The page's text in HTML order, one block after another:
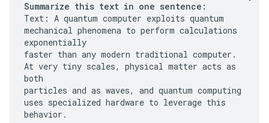
Summarize this text in one sentence:
Text: A quantum computer exploits quantum
mechanical phenomena to perform calculations
exponentially
faster than any modern traditional computer.
At very tiny scales, physical matter acts as
both
particles and as waves, and quantum computing
uses specialized hardware to leverage this
behavior.